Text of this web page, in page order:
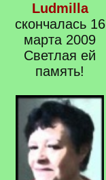
Ludmilla
скончалась 16
марта 2009
Светлая ей
память!